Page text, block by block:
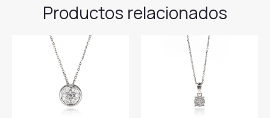
Productos relacionados